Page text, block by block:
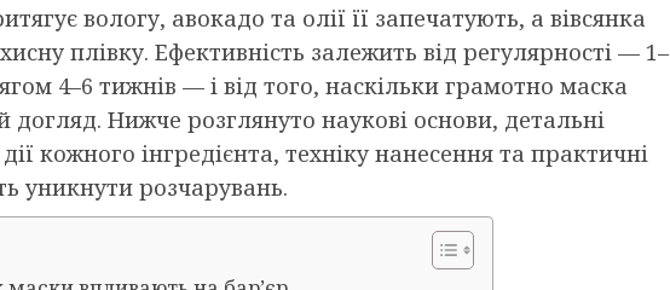
вологу, авокадо та олії її запечатують, а вівсянка
плівку. Ефективність залежить від регулярності — 1–
4–6 тижнів — і від того, наскільки грамотно маска
догляд. Нижче розглянуто наукові основи, детальні
кожного інгредієнта, техніку нанесення та практичні
уникнути розчарувань.